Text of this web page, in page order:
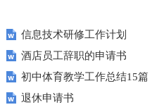
信息技术研修工作计划
酒店员工辞职的申请书
初中体育教学工作总结15篇
退休申请书